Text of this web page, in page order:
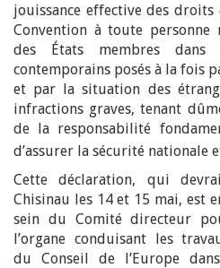
jouissance effective des
Convention à toute
des États membres
contemporains posés à la fois
et par la situation des
infractions graves, tenant
de la responsabilité
d’assurer la sécurité nationale
Cette déclaration, qui
Chisinau les 14 et 15 mai, est
sein du Comité directeur
l’organe conduisant les
du Conseil de l’Europe